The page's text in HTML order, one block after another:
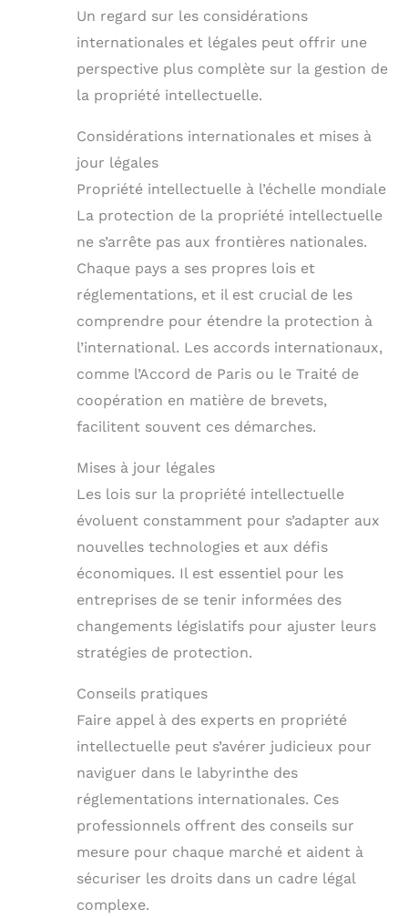
Un regard sur les considérations
internationales et légales peut offrir une
perspective plus complète sur la gestion de
la propriété intellectuelle.
Considérations internationales et mises à
jour légales
Propriété intellectuelle à l’échelle mondiale
La protection de la propriété intellectuelle
ne s’arrête pas aux frontières nationales.
Chaque pays a ses propres lois et
réglementations, et il est crucial de les
comprendre pour étendre la protection à
l’international. Les accords internationaux,
comme l’Accord de Paris ou le Traité de
coopération en matière de brevets,
facilitent souvent ces démarches.
Mises à jour légales
Les lois sur la propriété intellectuelle
évoluent constamment pour s’adapter aux
nouvelles technologies et aux défis
économiques. Il est essentiel pour les
entreprises de se tenir informées des
changements législatifs pour ajuster leurs
stratégies de protection.
Conseils pratiques
Faire appel à des experts en propriété
intellectuelle peut s’avérer judicieux pour
naviguer dans le labyrinthe des
réglementations internationales. Ces
professionnels offrent des conseils sur
mesure pour chaque marché et aident à
sécuriser les droits dans un cadre légal
complexe.